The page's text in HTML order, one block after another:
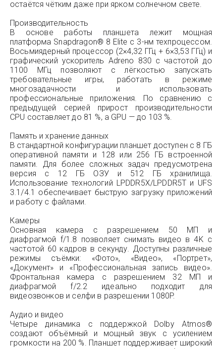
остаётся чётким даже при ярком солнечном свете.
Производительность
В основе работы планшета лежит мощная
платформа Snapdragon® 8 Elite с 3-нм техпроцессом.
Восьмиядерный процессор (2×4,32 ГГц + 6×3,53 ГГц) и
графический ускоритель Adreno 830 с частотой до
1100 МГц позволяют с лёгкостью запускать
требовательные игры, работать в режиме
многозадачности и использовать
профессиональные приложения. По сравнению с
предыдущей серией прирост производительности
CPU составляет до 81 %, а GPU — до 103 %.
Память и хранение данных
В стандартной конфигурации планшет доступен с 8 ГБ
оперативной памяти и 128 или 256 ГБ встроенной
памяти. Для более сложных задач предусмотрена
версия с 12 ГБ ОЗУ и 512 ГБ хранилища.
Использование технологий LPDDR5X/LPDDR5T и UFS
3.1/4.1 обеспечивает быструю загрузку приложений
и работу с файлами.
Камеры
Основная камера с разрешением 50 МП и
диафрагмой f/1.8 позволяет снимать видео в 4K с
частотой 60 кадров в секунду. Доступны различные
режимы съёмки: «Фото», «Видео», «Портрет»,
«Документ» и «Профессиональная запись видео».
Фронтальная камера с разрешением 32 МП и
диафрагмой f/2.2 идеально подходит для
видеозвонков и селфи в разрешении 1080P.
Аудио и видео
Четыре динамика с поддержкой Dolby Atmos®
создают объёмный и мощный звук с усилением
громкости на 200 %. Планшет поддерживает широкий